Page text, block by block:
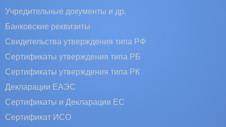
Учредительные документы и др.
Банковские реквизиты
Свидетельства утверждения типа РФ
Сертификаты утверждения типа РБ
Сертификаты утверждения типа РК
Декларации ЕАЭС
Сертификаты и Декларации EC
Сертификат ИСО